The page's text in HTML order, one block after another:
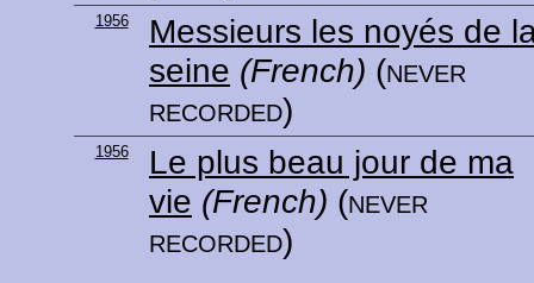
1956
Messieurs les noyés de
seine (French) (never
recorded)
1956
Le plus beau jour de ma
vie (French) (never
recorded)